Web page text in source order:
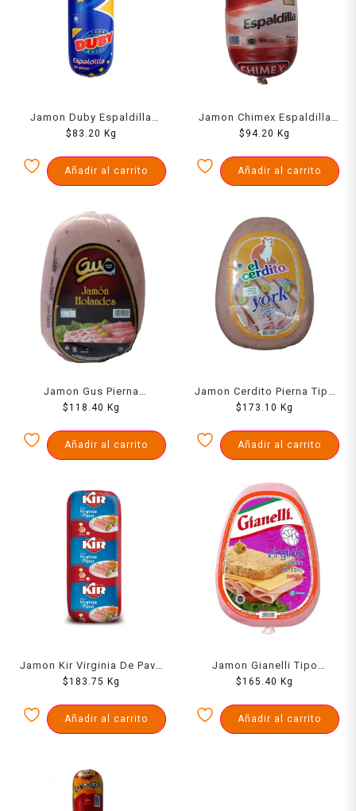
Jamon Duby Espaldilla
1000 Grs
$ 83.20 Kg
Añadir al carrito
Jamon Chimex Espaldilla
1000 Grs
$ 94.20 Kg
Añadir al carrito
Jamon Gus Pierna
Holandes Mandolina 1000
$118.40 Kg
Añadir al carrito
Jamon Cerdito Pierna Tipo
York 1000 Grs
$173.10 Kg
Añadir al carrito
Jamon Kir Virginia De Pavo
1000 Grs
$183.75 Kg
Añadir al carrito
Jamon Gianelli Tipo
Virginia 1000 Grs
$165.40 Kg
Añadir al carrito